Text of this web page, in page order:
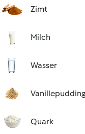
Zimt
Milch
Wasser
Quark